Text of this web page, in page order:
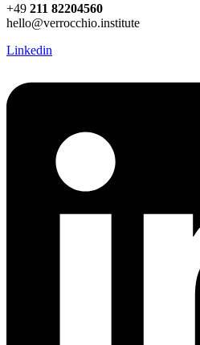
+49 211 82204560
hello@verrocchio.institute
Linkedin